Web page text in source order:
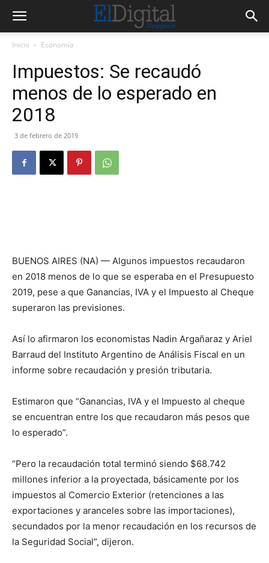
Inicio Economía
Impuestos: Se recaudó
menos de lo esperado en
2018
3 de febrero de 2019
BUENOS AIRES (NA) — Algunos impuestos recaudaron
en 2018 menos de lo que se esperaba en el Presupuesto
2019, pese a que Ganancias, IVA y el Impuesto al Cheque
superaron las previsiones.
Así lo afirmaron los economistas Nadin Argañaraz y Ariel
Barraud del Instituto Argentino de Análisis Fiscal en un
informe sobre recaudación y presión tributaria.
Estimaron que “Ganancias, IVA y el Impuesto al cheque
se encuentran entre los que recaudaron más pesos que
lo esperado”.
“Pero la recaudación total terminó siendo $68.742
millones inferior a la proyectada, básicamente por los
impuestos al Comercio Exterior (retenciones a las
exportaciones y aranceles sobre las importaciones),
secundados por la menor recaudación en los recursos de
la Seguridad Social”, dijeron.